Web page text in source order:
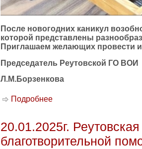
После новогодних каникул
которой представлены
Приглашаем желающих провести
Председатель Реутовской ГО ВОИ
Л.М.Борзенкова
Подробнее
20.01.2025г.
благотворительной